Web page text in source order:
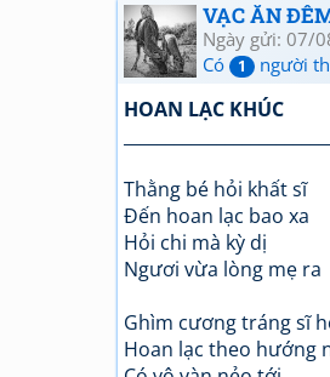
VẠC ĂN
Ngày gửi: 07/
Có
1 người
HOAN LẠC KHÚC
Thằng bé hỏi khất sĩ
Đến hoan lạc bao xa
Hỏi chi mà kỳ dị
Ngươi vừa lòng mẹ ra
Ghìm cương tráng sĩ
Hoan lạc theo hướng